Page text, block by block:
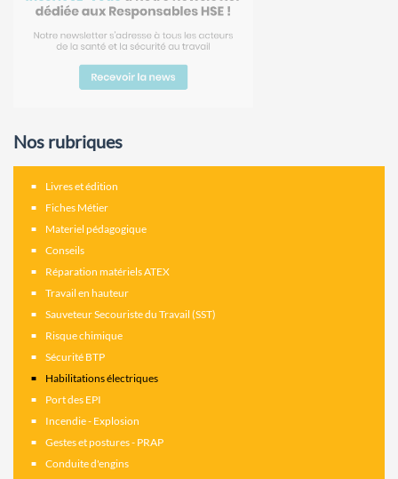
Nos rubriques
Livres et édition
Fiches Métier
Materiel pédagogique
Conseils
Réparation matériels ATEX
Travail en hauteur
Sauveteur Secouriste du Travail (SST)
Risque chimique
Sécurité BTP
Habilitations électriques
Port des EPI
Incendie - Explosion
Gestes et postures - PRAP
Conduite d'engins